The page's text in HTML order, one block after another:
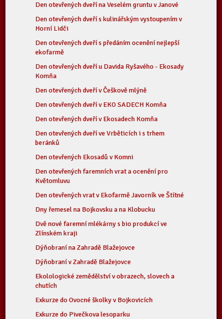
Den otevřených dveří na Veselém gruntu v Janové
Den otevřených dveří s kulinářským vystoupením v
Horní Lidči
Den otevřených dveří s předáním ocenění nejlepší
ekofarmě
Den otevřených dveří u Davida Ryšavého - Ekosady
Komňa
Den otevřených dveří v Češkově mlýně
Den otevřených dveří v EKO SADECH Komňa
Den otevřených dveří v Ekosadech Komňa
Den otevřených dveří ve Vrběticích i s trhem
beránků
Den otevřených Ekosadů v Komni
Den otevřených faremních vrat a ocenění pro
Květomluvu
Den otevřených vrat v Ekofarmě Javorník ve Štítné
Dny řemesel na Bojkovsku a na Klobucku
Dvě nové faremní mlékárny s bio produkcí ve
Zlínském kraji
Dýňobraní na Zahradě Blažejovce
Dýňobraní v Zahradě Blažejovce
Ekolologické zemědělství v obrazech, slovech a
chutích
Exkurze do Ovocné školky v Bojkovicích
Exkurze do Pivečkova lesoparku